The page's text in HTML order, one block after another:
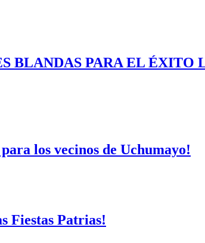
BLANDAS PARA EL
los vecinos de Uchumayo!
Fiestas Patrias!